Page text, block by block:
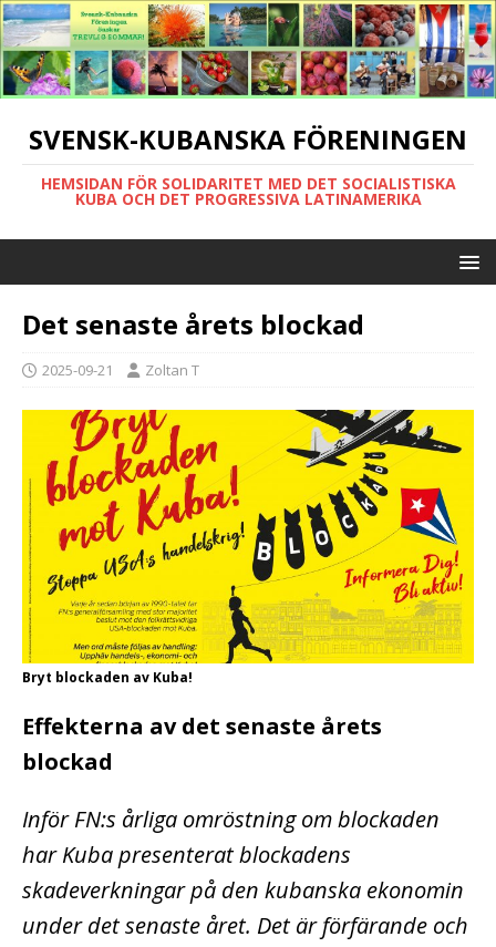
SVENSK-KUBANSKA FÖRENINGEN
HEMSIDAN FÖR SOLIDARITET MED DET SOCIALISTISKA
KUBA OCH DET PROGRESSIVA LATINAMERIKA
Det senaste årets blockad
2025-09-21 Zoltan T
Bryt blockaden av Kuba!
Effekterna av det senaste årets
blockad
Inför FN:s årliga omröstning om blockaden
har Kuba presenterat blockadens
skadeverkningar på den kubanska ekonomin
under det senaste året. Det är förfärande och